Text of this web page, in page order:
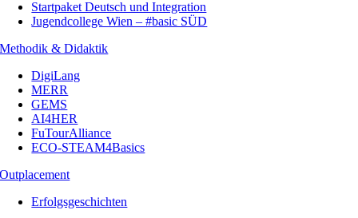
Startpaket Deutsch und Integration
Jugendcollege Wien – #basic SÜD
Methodik & Didaktik
DigiLang
MERR
GEMS
AI4HER
FuTourAlliance
ECO-STEAM4Basics
Outplacement
Erfolgsgeschichten